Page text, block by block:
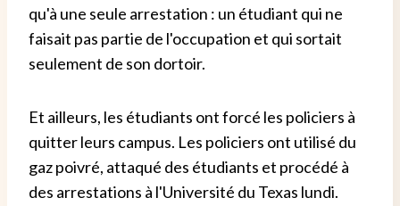
qu'à une seule arrestation : un étudiant qui ne
faisait pas partie de l'occupation et qui sortait
seulement de son dortoir.
Et ailleurs, les étudiants ont forcé les policiers à
quitter leurs campus. Les policiers ont utilisé du
gaz poivré, attaqué des étudiants et procédé à
des arrestations à l'Université du Texas lundi.